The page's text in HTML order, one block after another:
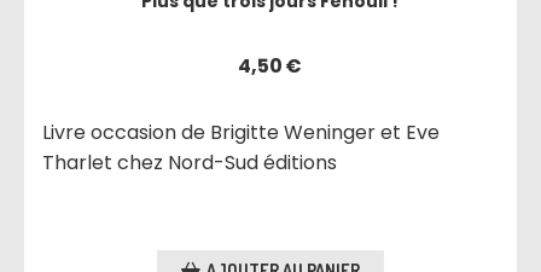
4,50€
Livre occasion de Brigitte Weninger et Eve
Tharlet chez Nord-Sud éditions